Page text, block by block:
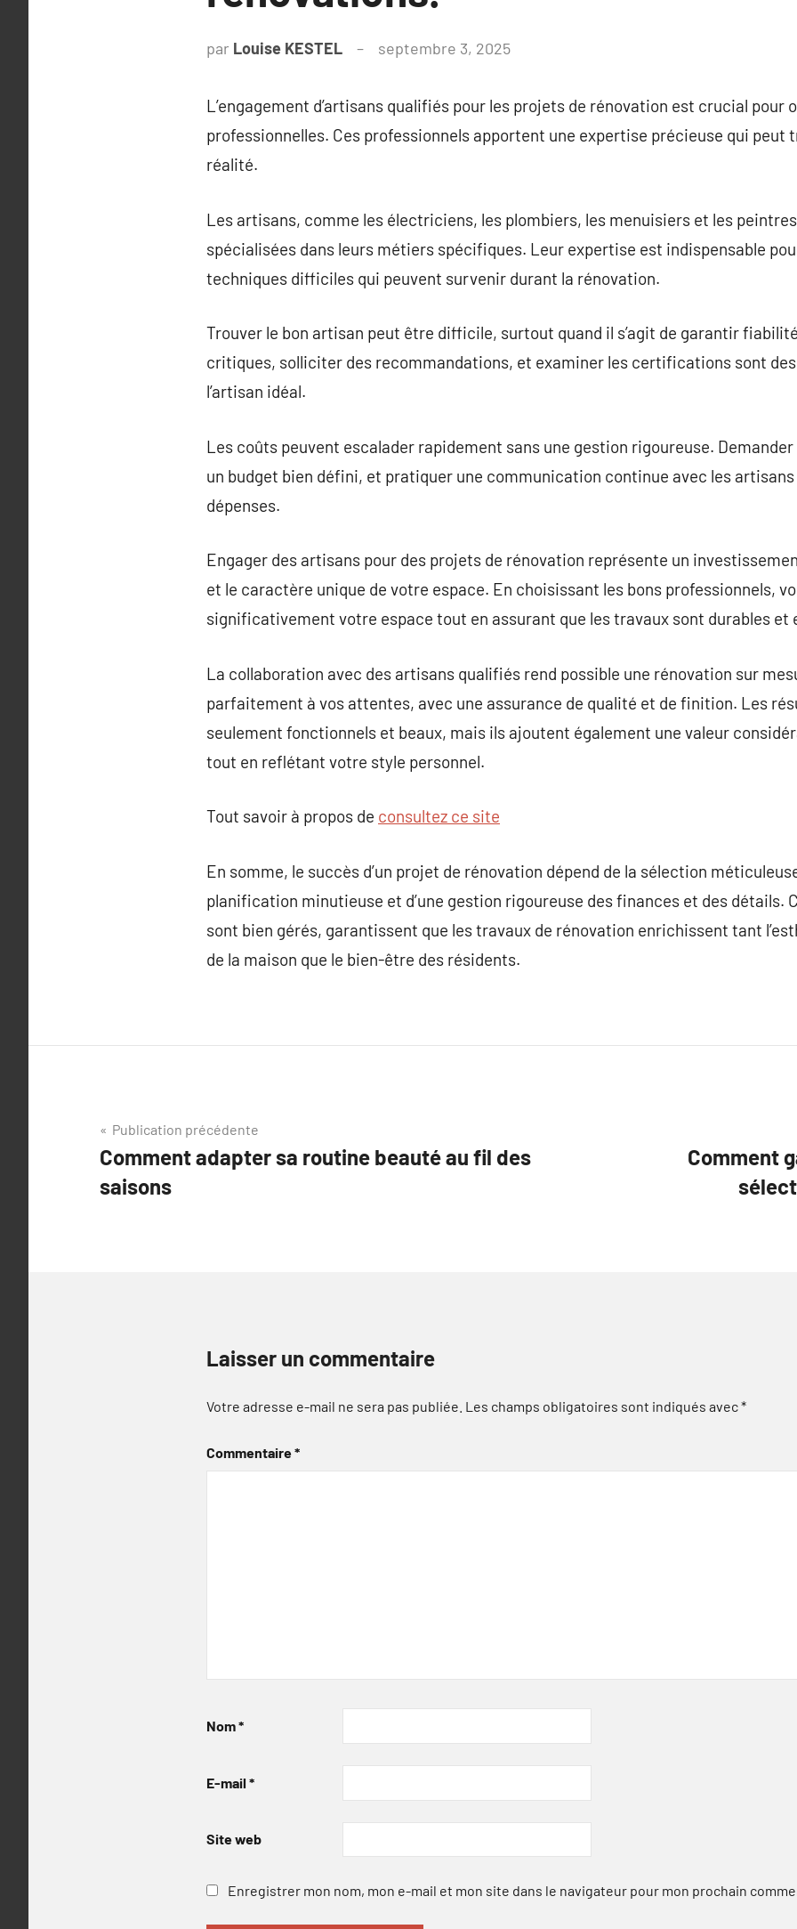
par Louise KESTEL septembre 3, 2025
L’engagement d’artisans qualifiés pour les projets de rénovation est crucial pour
professionnelles. Ces professionnels apportent une expertise précieuse qui peut
réalité.
Les artisans, comme les électriciens, les plombiers, les menuisiers et les
spécialisées dans leurs métiers spécifiques. Leur expertise est indispensable
techniques difficiles qui peuvent survenir durant la rénovation.
Trouver le bon artisan peut être difficile, surtout quand il s’agit de garantir
critiques, solliciter des recommandations, et examiner les certifications sont
l’artisan idéal.
Les coûts peuvent escalader rapidement sans une gestion rigoureuse.
un budget bien défini, et pratiquer une communication continue avec les
dépenses.
Engager des artisans pour des projets de rénovation représente un
et le caractère unique de votre espace. En choisissant les bons professionnels,
significativement votre espace tout en assurant que les travaux sont durables
La collaboration avec des artisans qualifiés rend possible une rénovation sur
parfaitement à vos attentes, avec une assurance de qualité et de finition. Les
seulement fonctionnels et beaux, mais ils ajoutent également une valeur
tout en reflétant votre style personnel.
Tout savoir à propos de consultez ce site
En somme, le succès d’un projet de rénovation dépend de la sélection
planification minutieuse et d’une gestion rigoureuse des finances et des détails.
sont bien gérés, garantissent que les travaux de rénovation enrichissent tant
de la maison que le bien-être des résidents.
Navigation
de
l’article
Publication précédente
Comment adapter sa routine beauté au fil des
saisons
Comment
Laisser un commentaire
Votre adresse e-mail ne sera pas publiée. Les champs obligatoires sont indiqués avec*
Commentaire*
Nom*
E-mail *
Site web
Enregistrer mon nom, mon e-mail et mon site dans le navigateur pour mon prochain